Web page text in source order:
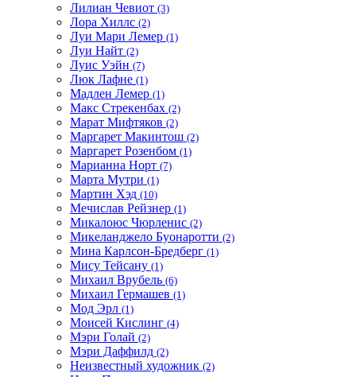
Лилиан Чевиот (3)
Лора Хиллс (2)
Луи Мари Лемер (1)
Луи Найт (2)
Луис Уэйн (7)
Люк Лафне (1)
Мадлен Лемер (1)
Макс Стрекенбах (2)
Марат Мифтяков (2)
Маргарет Макинтош (2)
Маргарет Розенбом (1)
Марианна Норт (7)
Марта Мутри (1)
Мартин Хэд (10)
Мечислав Рейзнер (1)
Микалоюс Чюрленис (2)
Микеланджело Буонаротти (2)
Мина Карлсон-Бредберг (1)
Мису Тейсану (1)
Михаил Врубель (6)
Михаил Гермашев (1)
Мод Эрл (1)
Моисей Кислинг (4)
Мэри Голай (2)
Мэри Даффилд (2)
Неизвестный художник (2)